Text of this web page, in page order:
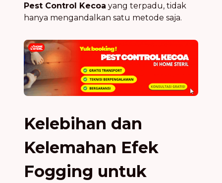
Pest Control Kecoa yang terpadu, tidak
hanya mengandalkan satu metode saja.
Kelebihan dan
Kelemahan Efek
Fogging untuk